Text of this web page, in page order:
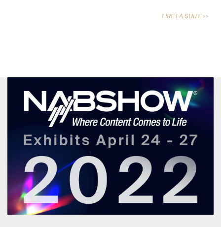
LIRE LA SUITE >>